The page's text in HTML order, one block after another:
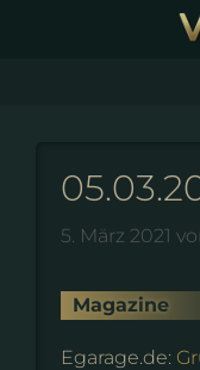
5. März 2021
Magazine
Egarage.de: